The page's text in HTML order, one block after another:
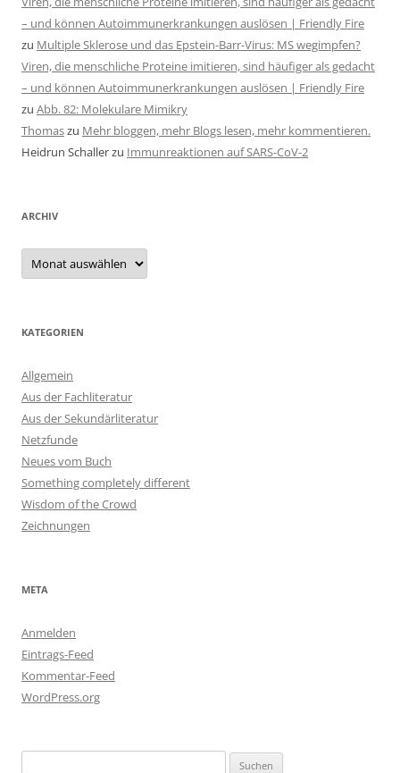
– und können Autoimmunerkrankungen auslösen | Friendly Fire
zu Multiple Sklerose und das Epstein-Barr-Virus: MS wegimpfen?
Viren, die menschliche Proteine imitieren, sind häufiger als gedacht
– und können Autoimmunerkrankungen auslösen | Friendly Fire
zu Abb. 82: Molekulare Mimikry
Thomaszu Mehr bloggen, mehr Blogs lesen, mehr kommentieren.
Heidrun Schallerzu Immunreaktionen auf SARS-CoV-2
ARCHIV
Archiv
KATEGORIEN
Allgemein
Aus der Fachliteratur
Aus der Sekundärliteratur
Netzfunde
Neues vom Buch
Something completely different
Wisdom of the Crowd
Zeichnungen
META
Anmelden
Eintrags-Feed
Kommentar-Feed
WordPress.org